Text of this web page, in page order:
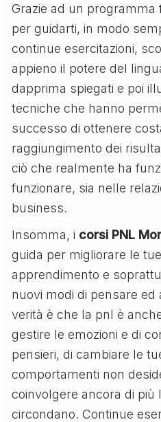
Grazie ad un
per guidarti, in modo
continue esercitazioni,
appieno il potere del
dapprima spiegati e poi
tecniche che hanno
successo di ottenere
raggiungimento dei
ciò che realmente ha
funzionare, sia nelle
business.
Insomma, i corsi PNL
guida per migliorare le
apprendimento e
nuovi modi di pensare ed
verità è che la pnl è
gestire le emozioni e di
pensieri, di cambiare le
comportamenti non
coinvolgere ancora di più
circondano. Continue